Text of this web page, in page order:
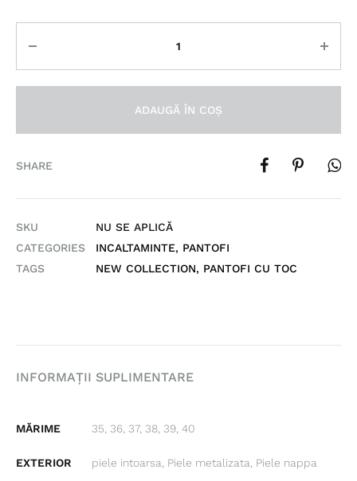
ADAUGĂ ÎN COȘ
SHARE
SKU
NU SE APLICĂ
CATEGORIES
INCALTAMINTE, PANTOFI
TAGS
NEW COLLECTION, PANTOFI CU TOC
INFORMAȚII SUPLIMENTARE
MĂRIME 35, 36, 37, 38, 39, 40
EXTERIOR piele intoarsa, Piele metalizata, Piele nappa